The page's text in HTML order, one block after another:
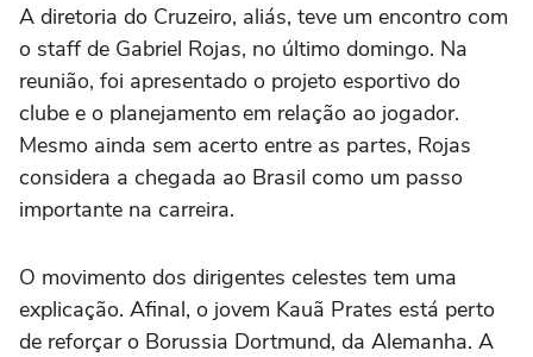
A diretoria do Cruzeiro, aliás, teve um encontro com
o staff de Gabriel Rojas, no último domingo. Na
reunião, foi apresentado o projeto esportivo do
clube e o planejamento em relação ao jogador.
Mesmo ainda sem acerto entre as partes, Rojas
considera a chegada ao Brasil como um passo
importante na carreira.
O movimento dos dirigentes celestes tem uma
explicação. Afinal, o jovem Kauã Prates está perto
de reforçar o Borussia Dortmund, da Alemanha. A